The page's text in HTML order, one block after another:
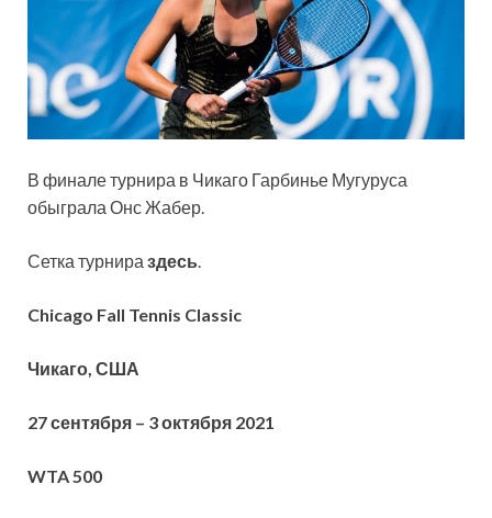
В финале турнира в Чикаго Гарбинье Мугуруса
обыграла Онс Жабер.
Сетка турнира здесь.
Chicago Fall Tennis Classic
Чикаго, США
27 сентября – 3 октября 2021
WTA 500